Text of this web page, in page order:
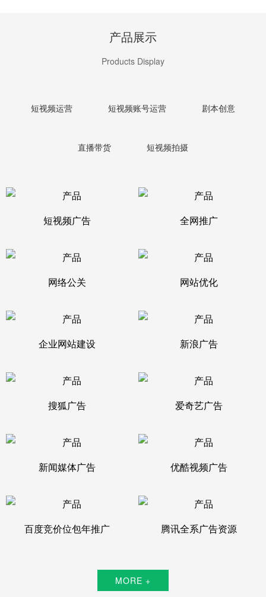
产品展示
Products Display
短视频运营 短视频账号运营 剧本创意
直播带货 短视频拍摄
短视频广告 全网推广
网络公关 网站优化
企业网站建设 新浪广告
搜狐广告 爱奇艺广告
新闻媒体广告 优酷视频广告
百度竞价位包年推广 腾讯全系广告资源
MORE +